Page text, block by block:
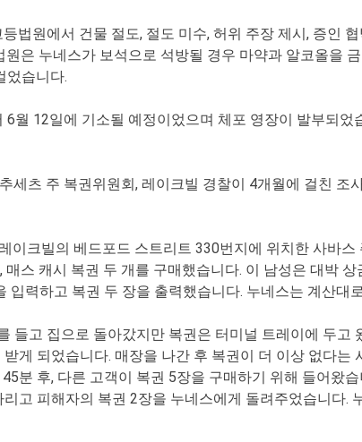
법원에서 건물 절도, 절도 미수, 허위 주장 제시, 증인
은 누네스가 보석으로 석방될 경우 마약과 알코올을
었습니다.
월 12일에 기소될 예정이었으며 체포 영장이 발부되
세츠 주 복권위원회, 레이크빌 경찰이 4개월에 걸친
이크빌의 베드포드 스트리트 330번지에 위치한 사바
스 캐시 복권 두 개를 구매했습니다. 이 남성은 대박
입력하고 복권 두 장을 출력했습니다. 누네스는 계산대
들고 집으로 돌아갔지만 복권은 터미널 트레이에 두
게 되었습니다. 매장을 나간 후 복권이 더 이상 없다
분 후, 다른 고객이 복권 5장을 구매하기 위해 들어왔
고 피해자의 복권 2장을 누네스에게 돌려주었습니다.